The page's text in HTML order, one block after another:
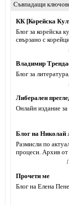
Съвпадащи
КК [Корейска
Блог за корейска
свързано с
Владимир
Блог за
Либерален
Онлайн издание
Блог на Николай
Размисли по
процеси. Архив
Прочети ме
Блог на Елена